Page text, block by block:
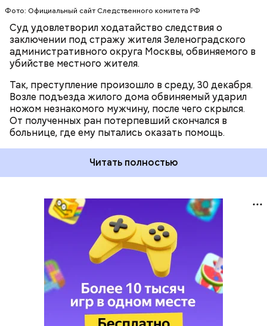
Фото: Официальный сайт Следственного комитета РФ
Суд удовлетворил ходатайство следствия о
заключении под стражу жителя Зеленоградского
административного округа Москвы, обвиняемого в
убийстве местного жителя.
Так, преступление произошло в среду, 30 декабря.
Возле подъезда жилого дома обвиняемый ударил
ножом незнакомого мужчину, после чего скрылся.
От полученных ран потерпевший скончался в
больнице, где ему пытались оказать помощь.
Читать полностью